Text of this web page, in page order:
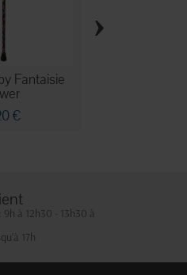
Fantaisie
€
›
9h à 12h30 - 13h30 à
17h